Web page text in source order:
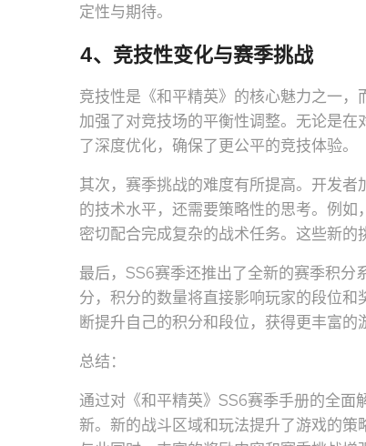
定性与期待。
4、竞技性变化与赛季挑战
竞技性是《和平精英》的核心魅力之一
加强了对竞技场的平衡性调整。无论是
了深度优化，确保了更公平的竞技体验。
其次，赛季挑战的难度有所提高。开发
的技术水平，还需要策略性的思考。例
密切配合完成复杂的战术任务。这些新的
最后，SS6赛季还推出了全新的赛季积
分，积分的数量将直接影响玩家的段位
断提升自己的积分和段位，获得更丰富的
总结：
通过对《和平精英》SS6赛季手册的全面
新。新的战斗区域和玩法提升了游戏的策